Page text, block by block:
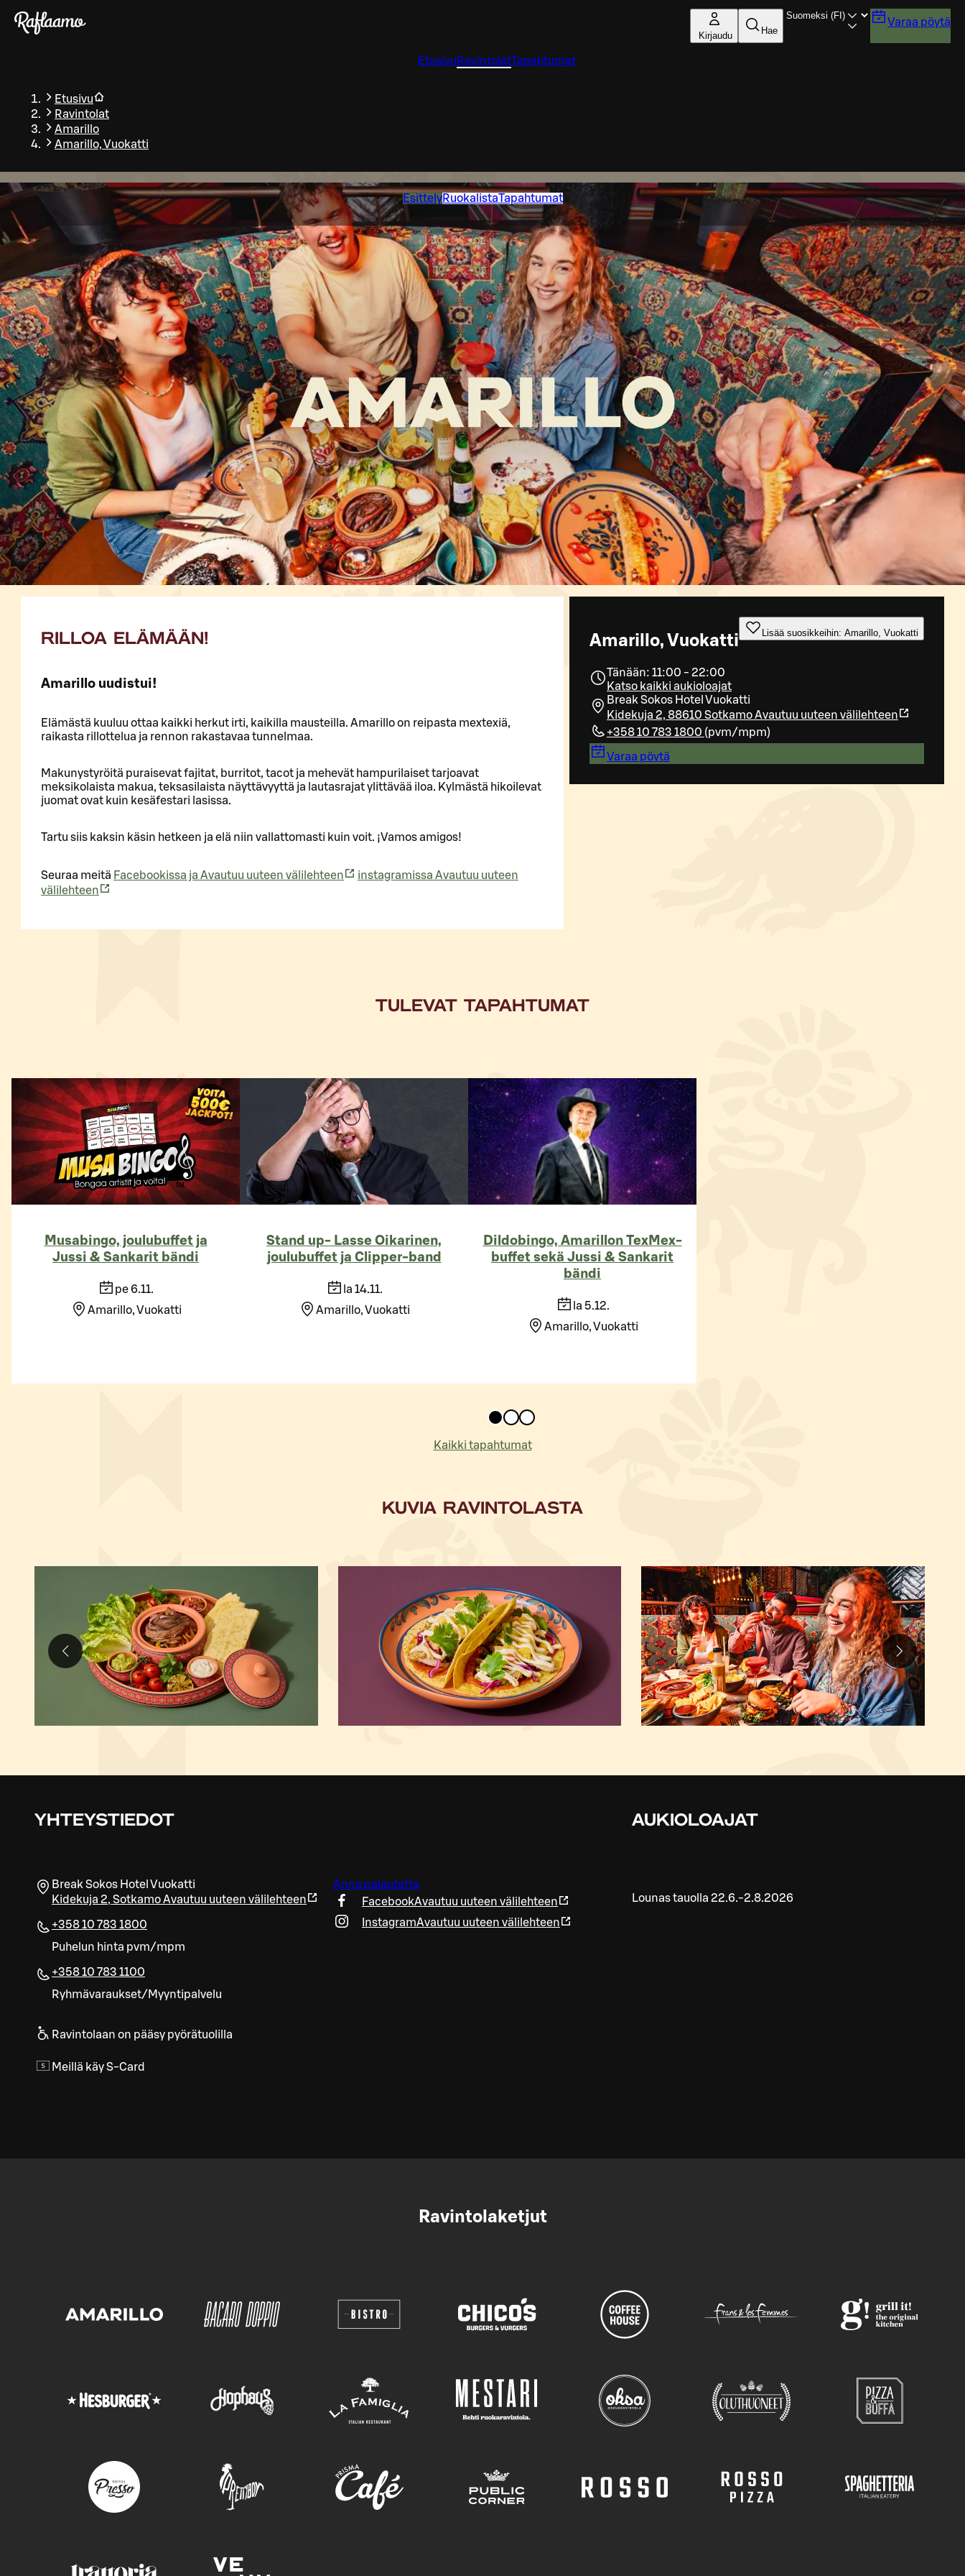
Siirry pääsisältöön
Kirjaudu Hae
Varaa pöytä
Etusivu RavintolatTapahtumat
Etusivu
Ravintolat
Amarillo
Amarillo, Vuokatti
EsittelyRuokalistaTapahtumat
Amarillo, Vuokatti Lisää suosikkeihin: Amarillo, Vuokatti
Tänään: 11:00 - 22:00
Katso kaikki aukioloajat
Break Sokos Hotel Vuokatti
Kidekuja 2, 88610 SotkamoAvautuu uuteen välilehteen
+358 10 783 1800 (pvm/mpm)
Varaa pöytä
RILLOA ELÄMÄÄN!
Amarillo uudistui!
Elämästä kuuluu ottaa kaikki herkut irti, kaikilla mausteilla. Amarillo on reipasta mextexiä,
raikasta rillottelua ja rennon rakastavaa tunnelmaa.
Makunystyröitä puraisevat fajitat, burritot, tacot ja mehevät hampurilaiset tarjoavat
meksikolaista makua, teksasilaista näyttävyyttä ja lautasrajat ylittävää iloa. Kylmästä hikoilevat
juomat ovat kuin kesäfestari lasissa.
Tartu siis kaksin käsin hetkeen ja elä niin vallattomasti kuin voit. ¡Vamos amigos!
Seuraa meitä Facebookissa ja Avautuu uuteen välilehteen instagramissa Avautuu uuteen
välilehteen
TULEVAT TAPAHTUMAT
Musabingo, joulubuffet ja
Jussi & Sankarit bändi
pe 6.11.
Amarillo, Vuokatti
Stand up- Lasse Oikarinen,
joulubuffet ja Clipper-band
la 14.11.
Amarillo, Vuokatti
Dildobingo, Amarillon TexMex-
buffet sekä Jussi & Sankarit
bändi
la 5.12.
Amarillo, Vuokatti
Kaikki tapahtumat
KUVIA RAVINTOLASTA
YHTEYSTIEDOT
Break Sokos Hotel Vuokatti
Kidekuja 2, SotkamoAvautuu uuteen välilehteen
+358 10 783 1800
Puhelun hinta pvm/mpm
+358 10 783 1100
Ryhmävaraukset/Myyntipalvelu
Ravintolaan on pääsy pyörätuolilla
Meillä käy S-Card
Anna palautetta
FacebookAvautuu uuteen välilehteen
InstagramAvautuu uuteen välilehteen
AUKIOLOAJAT
Lounas tauolla 22.6.-2.8.2026
Ravintolaketjut